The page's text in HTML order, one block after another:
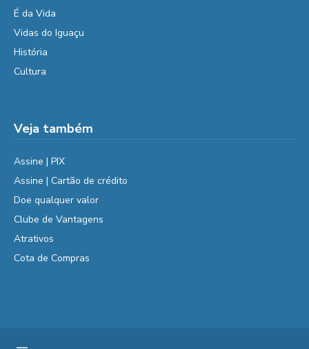
É da Vida
Vidas do Iguaçu
História
Cultura
Veja também
Assine | PIX
Assine | Cartão de crédito
Doe qualquer valor
Clube de Vantagens
Atrativos
Cota de Compras